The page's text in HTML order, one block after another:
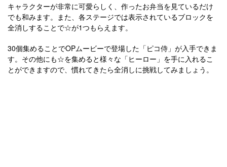
キャラクターが非常に可愛らしく、作ったお弁当を見ているだけ
でも和みます。また、各ステージでは表示されているブロックを
全消しすることで☆が1つもらえます。
30個集めることでOPムービーで登場した「ピコ侍」が入手できま
す。その他にも☆を集めると様々な「ヒーロー」を手に入れるこ
とができますので、慣れてきたら全消しに挑戦してみましょう。